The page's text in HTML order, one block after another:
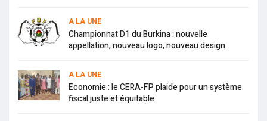
A LA UNE
Championnat D1 du Burkina : nouvelle
appellation, nouveau logo, nouveau design
A LA UNE
Economie : le CERA-FP plaide pour un système
fiscal juste et équitable